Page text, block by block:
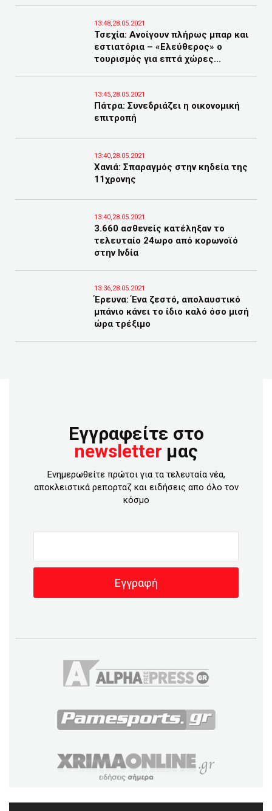
13:48,28.05.2021
Τσεχία: Ανοίγουν πλήρως μπαρ και
εστιατόρια – «Ελεύθερος» ο
τουρισμός για επτά χώρες...
13:45,28.05.2021
Πάτρα: Συνεδριάζει η οικονομική
επιτροπή
13:40,28.05.2021
Χανιά: Σπαραγμός στην κηδεία της
11χρονης
13:40,28.05.2021
3.660 ασθενείς κατέληξαν το
τελευταίο 24ωρο από κορωνοϊό
στην Ινδία
13:36,28.05.2021
Έρευνα: Ένα ζεστό, απολαυστικό
μπάνιο κάνει το ίδιο καλό όσο μισή
ώρα τρέξιμο
Εγγραφείτε στο
newsletter μας
Ενημερωθείτε πρώτοι για τα τελευταία νέα,
αποκλειστικά ρεπορταζ και ειδήσεις απο όλο τον
κόσμο